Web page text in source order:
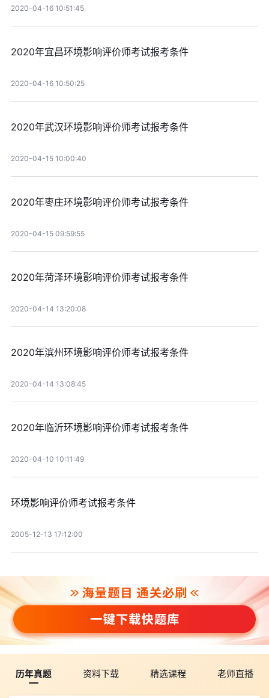
2020-04-16 10:51:45
2020年宜昌环境影响评价师考试报考条件
2020-04-16 10:50:25
2020年武汉环境影响评价师考试报考条件
2020-04-15 10:00:40
2020年枣庄环境影响评价师考试报考条件
2020-04-15 09:59:55
2020年菏泽环境影响评价师考试报考条件
2020-04-14 13:20:08
2020年滨州环境影响评价师考试报考条件
2020-04-14 13:08:45
2020年临沂环境影响评价师考试报考条件
2020-04-10 10:11:49
环境影响评价师考试报考条件
2005-12-13 17:12:00
历年真题 资料下载 精选课程 老师直播